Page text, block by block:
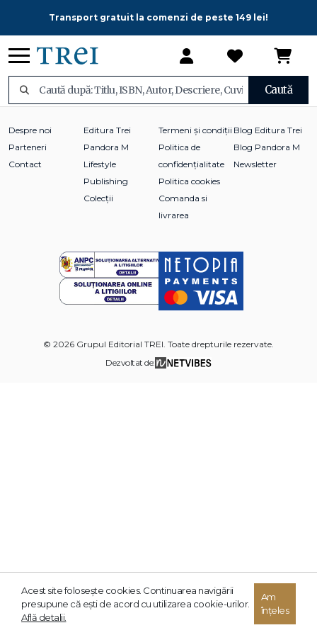
Transport gratuit la comenzi de peste 149 lei!
Caută
Despre noi
Parteneri
Contact
Editura Trei
Pandora M
Lifestyle
Publishing
Colecții
Termeni și condiții
Politica de
confidențialitate
Politica cookies
Comanda si
livrarea
Blog Editura Trei
Blog Pandora M
Newsletter
© 2026 Grupul Editorial TREI. Toate drepturile rezervate.
Dezvoltat de:
Acest site foloseşte cookies. Continuarea navigării
presupune că eşti de acord cu utilizarea cookie-urilor.
Află detalii.
Am
înțeles